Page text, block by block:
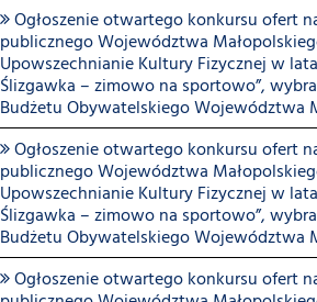
Ogłoszenie otwartego konkursu ofert
publicznego Województwa
Upowszechnianie Kultury Fizycznej w
Ślizgawka – zimowo na sportowo”,
Budżetu Obywatelskiego Województwa
Ogłoszenie otwartego konkursu ofert
publicznego Województwa
Upowszechnianie Kultury Fizycznej w
Ślizgawka – zimowo na sportowo”,
Budżetu Obywatelskiego Województwa
Ogłoszenie otwartego konkursu ofert